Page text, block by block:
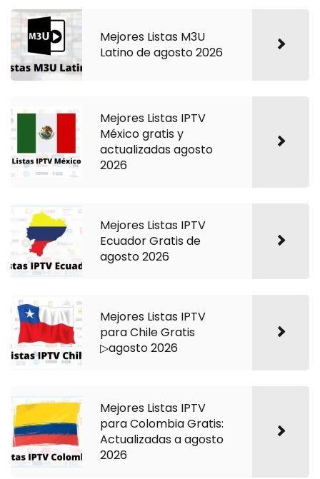
Mejores Listas M3U
Latino de agosto 2026
Mejores Listas IPTV
México gratis y
actualizadas agosto
2026
Mejores Listas IPTV
Ecuador Gratis de
agosto 2026
Mejores Listas IPTV
para Chile Gratis
▷agosto 2026
Mejores Listas IPTV
para Colombia Gratis:
Actualizadas a agosto
2026